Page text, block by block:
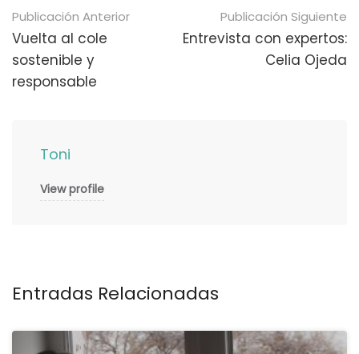
Navegación
de
publicaciones
Publicación Anterior
Vuelta al cole
sostenible y
responsable
Publicación Siguiente
Entrevista con expertos:
Celia Ojeda
Toni
View profile
Entradas Relacionadas